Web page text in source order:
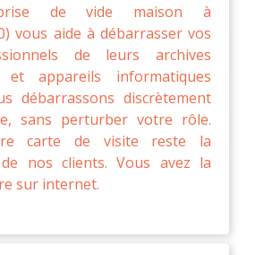
de vide maison à
vous aide à débarrasser vos
de leurs archives
et appareils informatiques
débarrassons discrètement
sans perturber votre rôle.
carte de visite reste la
nos clients. Vous avez la
sur internet.